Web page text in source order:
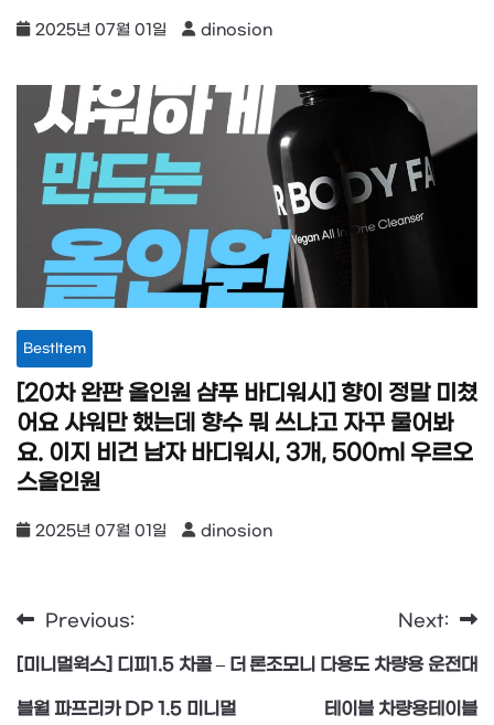
2025년 07월 01일 dinosion
BestItem
[20차 완판 올인원 샴푸 바디워시] 향이 정말 미쳤
어요 샤워만 했는데 향수 뭐 쓰냐고 자꾸 물어봐
요. 이지 비건 남자 바디워시, 3개, 500ml 우르오
스올인원
2025년 07월 01일 dinosion
글
탐
Previous:
[미니멀웍스] 디피1.5 차콜 – 더
블월 파프리카 DP 1.5 미니멀
Next:
론조모니 다용도 차량용 운전대
테이블 차량용테이블